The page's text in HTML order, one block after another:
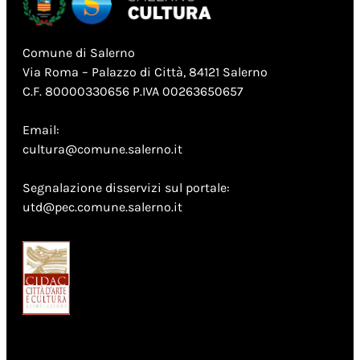
Comune di Salerno
Via Roma – Palazzo di Città, 84121 Salerno
C.F. 80000330656 P.IVA 00263650657
Email:
cultura@comune.salerno.it
Segnalazione disservizi sul portale:
utd@pec.comune.salerno.it